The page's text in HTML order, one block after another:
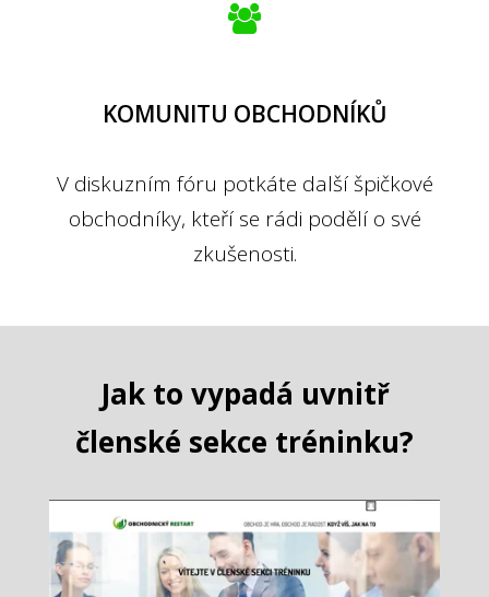
KOMUNITU OBCHODNÍKŮ
V diskuzním fóru potkáte další špičkové
obchodníky, kteří se rádi podělí o své
zkušenosti.
Jak to vypadá uvnitř
členské sekce tréninku?